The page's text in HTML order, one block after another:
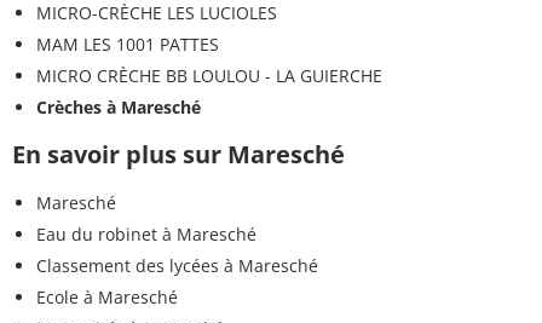
MICRO-CRÈCHE LES LUCIOLES
MAM LES 1001 PATTES
MICRO CRÈCHE BB LOULOU - LA GUIERCHE
Crèches à Maresché
En savoir plus sur Maresché
Maresché
Eau du robinet à Maresché
Classement des lycées à Maresché
Ecole à Maresché